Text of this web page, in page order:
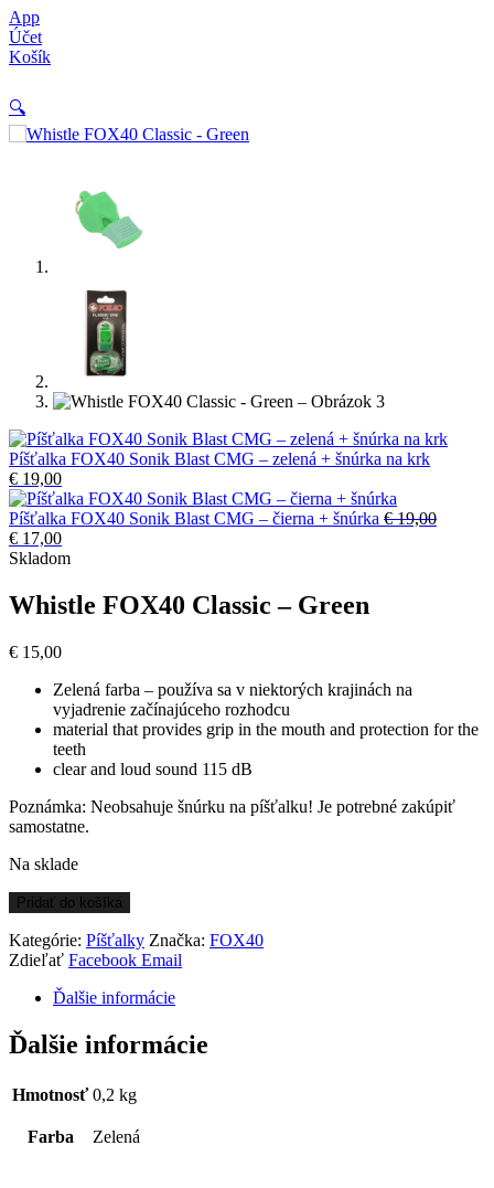
App
Účet
Košík
🔍
Píšťalka FOX40 Sonik Blast CMG – zelená + šnúrka na krk
€ 19,00
Píšťalka FOX40 Sonik Blast CMG – čierna + šnúrka €19,00
Pôvodná
cena
€ 19,00.
€ 17,00Aktuálna
cena
€ 17,00.
Skladom
Whistle FOX40 Classic – Green
€ 15,00
Zelená farba – používa sa v niektorých krajinách na
vyjadrenie začínajúceho rozhodcu
material that provides grip in the mouth and protection for the
teeth
clear and loud sound 115 dB
Poznámka: Neobsahuje šnúrku na píšťalku! Je potrebné zakúpiť
samostatne.
Na sklade
množstvo
FOX40
Classic
Green
Pridať do košíka
Kategórie: Píšťalky Značka: FOX40
Zdieľať Facebook Email
Ďalšie informácie
Ďalšie informácie
Hmotnosť 0,2 kg
Farba Zelená